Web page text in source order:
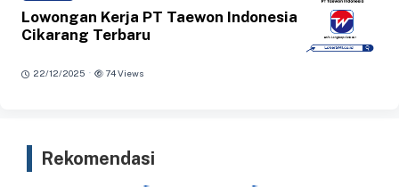
Lowongan Kerja PT Taewon Indonesia
Cikarang Terbaru
22/12/2025 · 74 Views
Rekomendasi